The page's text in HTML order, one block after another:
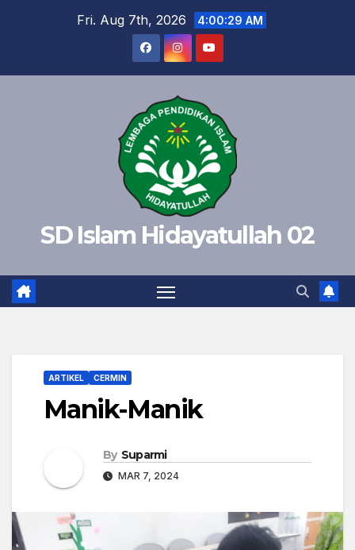
Fri. Aug 7th, 2026 4:00:30 AM
SD Islam Hidayatullah 02
ARTIKEL CERMIN
Manik-Manik
By Suparmi
MAR 7, 2024